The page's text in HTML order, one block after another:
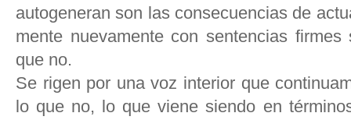
autogeneran son las consecuencias de
mente nuevamente con sentencias
que no.
Se rigen por una voz interior que
lo que no, lo que viene siendo en